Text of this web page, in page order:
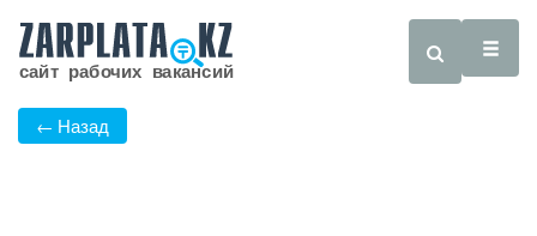
← Назад